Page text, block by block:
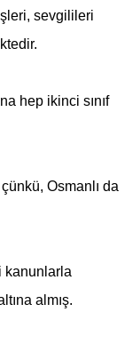
sevgilileri
hep ikinci sınıf
Osmanlı da
kanunlarla
almış.